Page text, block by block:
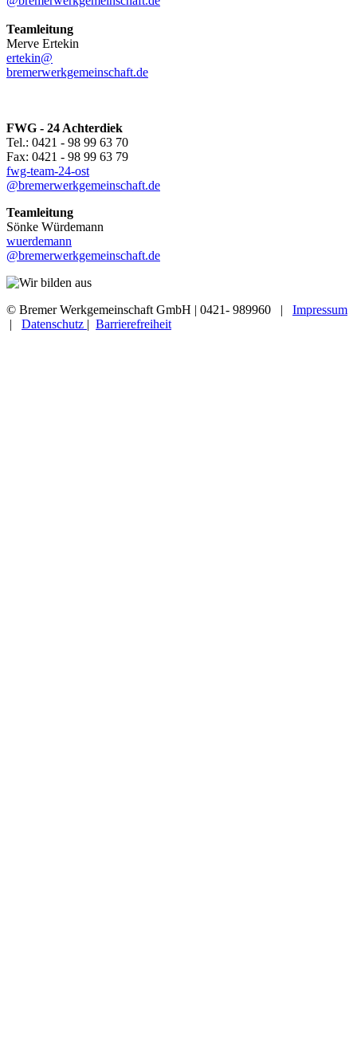
Teamleitung
Merve Ertekin
ertekin@
bremerwerkgemeinschaft.de
FWG - 24 Achterdiek
Tel.: 0421 - 98 99 63 70
Fax: 0421 - 98 99 63 79
fwg-team-24-ost
@bremerwerkgemeinschaft.de
Teamleitung
Sönke Würdemann
wuerdemann
@bremerwerkgemeinschaft.de
© Bremer Werkgemeinschaft GmbH | 0421- 989960 | Impressum
| Datenschutz | Barrierefreiheit